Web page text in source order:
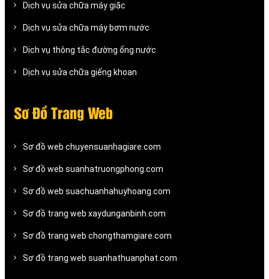
Dịch vụ sửa chữa máy giặc
Dịch vụ sửa chữa máy bơm nước
Dịch vụ thông tắc đường ống nước
Dịch vụ sửa chữa giếng khoan
Sơ Đồ Trang Web
Sơ đồ web chuyensuanhagiare.com
Sơ đồ web suanhatruongphong.com
Sơ đồ web suachuanhahuyhoang.com
Sơ đồ trang web xaydunganbinh.com
Sơ đồ trang web chongthamgiare.com
Sơ đồ trang web suanhathuanphat.com